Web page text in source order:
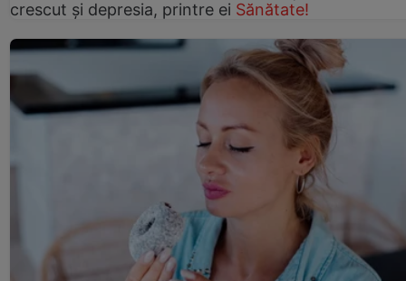
crescut şi depresia, printre ei Sănătate!